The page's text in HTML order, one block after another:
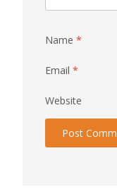
Name *
Email *
Website